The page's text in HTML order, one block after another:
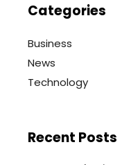
Categories
Business
News
Technology
Recent Posts